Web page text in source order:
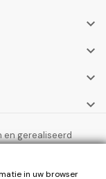




en gerealiseerd
in uw browser